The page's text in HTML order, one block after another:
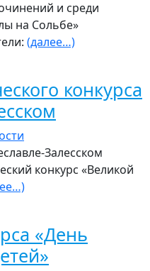
и среди
на Сольбе»
(далее…)
конкурса
Залесском
конкурс «Великой
«День